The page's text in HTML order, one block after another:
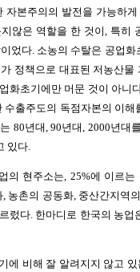
자본주의의 발전을 가능하
않은 역할을 한 것이, 특히
었다. 소농의 수탈은 공업
정책으로 대표된 저농산물
화초기에만 머문 것이 아니
출주도의 독점자본의 이
80년대, 90년대, 2000년대
있다.
의 현주소는, 25%에 이르
농촌의 공동화, 중산간지역
렀다. 한마디로 한국의 농
에 비해 잘 알려지지 않고